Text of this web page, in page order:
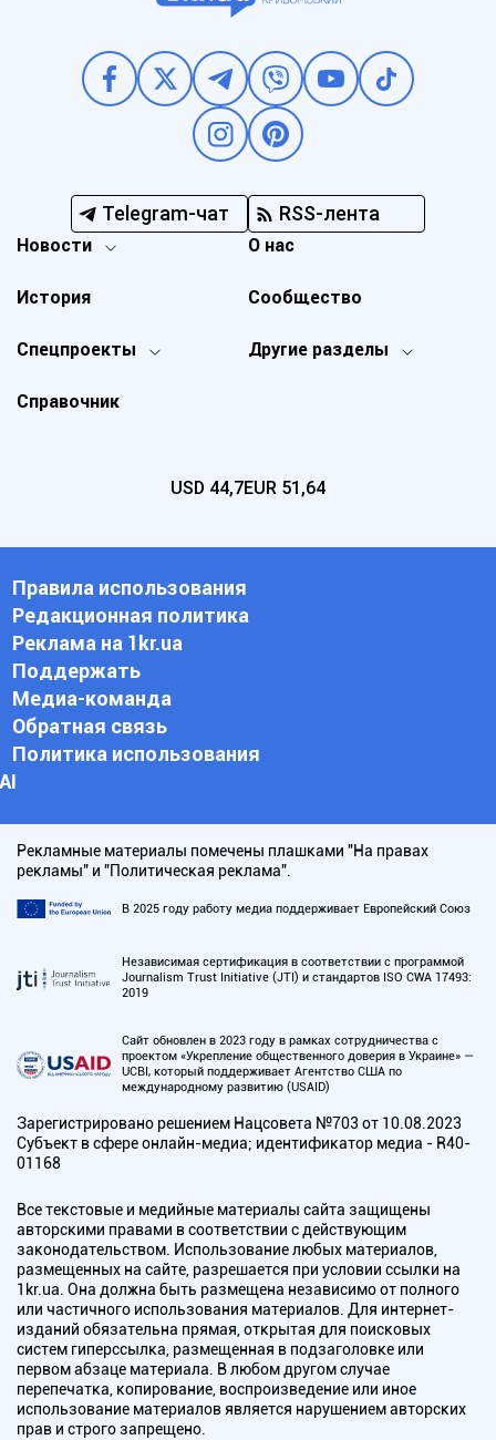
Telegram-чат RSS-лента
Новости
Спецпроекты Другие разделы
История
О нас
Справочник
Сообщество
USD 44,7EUR 51,64
Правила использования
Редакционная политика
Реклама на 1kr.ua
Поддержать
Медиа-команда
Обратная связь
Политика использования
АI
Рекламные материалы помечены плашками "На правах
рекламы" и "Политическая реклама".
В 2025 году работу медиа поддерживает Европейский Союз
Независимая сертификация в соответствии с программой
Journalism Trust Initiative (JTI) и стандартов ISO CWA 17493:
2019
Сайт обновлен в 2023 году в рамках сотрудничества с
проектом «Укрепление общественного доверия в Украине» —
UCBI, который поддерживает Агентство США по
международному развитию (USAID)
Зарегистрировано решением Нацсовета №703 от 10.08.2023
Субъект в сфере онлайн-медиа; идентификатор медиа - R40-
01168
Все текстовые и медийные материалы сайта защищены
авторскими правами в соответствии с действующим
законодательством. Использование любых материалов,
размещенных на сайте, разрешается при условии ссылки на
1kr.ua. Она должна быть размещена независимо от полного
или частичного использования материалов. Для интернет-
изданий обязательна прямая, открытая для поисковых
систем гиперссылка, размещенная в подзаголовке или
первом абзаце материала. В любом другом случае
перепечатка, копирование, воспроизведение или иное
использование материалов является нарушением авторских
прав и строго запрещено.